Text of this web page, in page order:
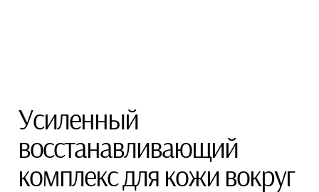
Усиленный
восстанавливающий
комплекс для кожи вокруг